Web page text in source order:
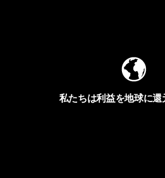
私たちは利益を地球に還